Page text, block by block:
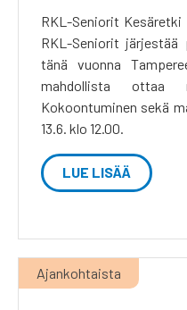
RKL-Seniorit Kesäretki
RKL-Seniorit järjestää
tänä vuonna
mahdollista ottaa
Kokoontuminen sekä
13.6. klo 12.00.
LUE LISÄÄ
Ajankohtaista